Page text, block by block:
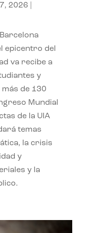
2026
epicentro del
va recibe a
y
de 130
Mundial
de la UIA
temas
la crisis
y
y la